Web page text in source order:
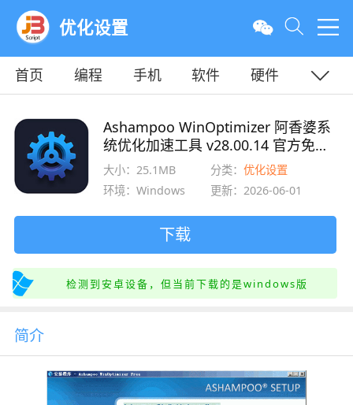
优化设置
首页 编程 手机 软件
硬件
Ashampoo WinOptimizer 阿香婆系
统优化加速工具 v28.00.14 官方免费
版
大小：25.1MB 分类：优化设置
环境：Windows
更新：2026-06-01
下载
检测到安卓设备，但当前下载的是windows版
简介